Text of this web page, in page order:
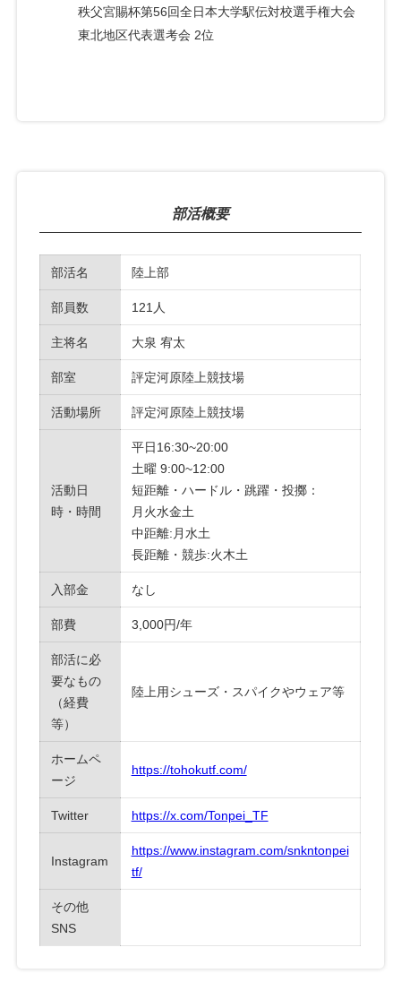
秩父宮賜杯第56回全日本大学駅伝対校選手権大会
東北地区代表選考会 2位
部活概要
部活名 陸上部
部員数 121人
主将名 大泉 宥太
部室 評定河原陸上競技場
活動場所 評定河原陸上競技場
活動日
時・時間
平日16:30~20:00
土曜 9:00~12:00
短距離・ハードル・跳躍・投擲：
月火水金土
中距離:月水土
長距離・競歩:火木土
入部金 なし
部費 3,000円/年
部活に必
要なもの
（経費
等）
陸上用シューズ・スパイクやウェア等
ホームペ
ージ
https://tohokutf.com/
Twitter https://x.com/Tonpei_TF
Instagram
https://www.instagram.com/snkntonpei
tf/
その他
SNS